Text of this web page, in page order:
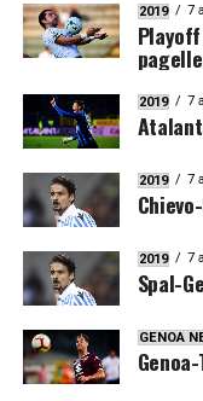
2019 7
2019 7
2019 7
2019 7
Spal-
GENOA